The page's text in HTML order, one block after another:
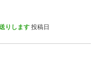
りします 投稿日